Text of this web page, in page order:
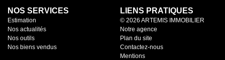
NOS SERVICES
Estimation
Nos actualités
Nos outils
Nos biens vendus
LIENS PRATIQUES
© 2026 ARTEMIS IMMOBILIER
Notre agence
Plan du site
Contactez-nous
Mentions